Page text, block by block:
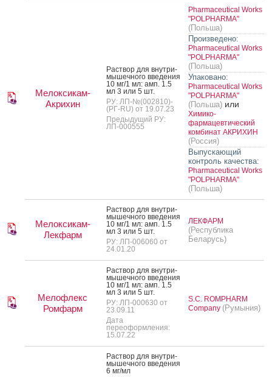
Мелоксикам-
Акрихин
Рас­твор для внут­ри­
мышеч­но­го вве­дения
10 мг/1 мл: амп. 1.5
мл 3 или 5 шт.
РУ: ЛП-№(002810)-
(РГ-RU) от 19.07.23
Предыдущий РУ:
ЛП-000555
Pharmaceutical Works
"POLPHARMA"
(Польша)
Произведено:
Pharmaceutical Works
"POLPHARMA"
(Польша)
Упаковано:
Pharmaceutical Works
"POLPHARMA"
(Польша) или
Химико-
фармацевтический
комбинат АКРИХИН
(Россия)
Выпускающий
контроль качества:
Pharmaceutical Works
"POLPHARMA"
(Польша)
Мелоксикам-
Лекфарм
Рас­твор для внут­ри­
мышеч­но­го вве­дения
10 мг/1 мл: амп. 1.5
мл 3 или 5 шт.
РУ: ЛП-006060 от
24.01.20
ЛЕКФАРМ
(Республика
Беларусь)
Мелофлекс
Ромфарм
Рас­твор для внут­ри­
мышеч­но­го вве­дения
10 мг/1 мл: амп. 1.5
мл 3 или 5 шт.
РУ: ЛП-000630 от
23.09.11
Дата
переоформления:
15.07.22
S.C. ROMPHARM
Company (Румыния)
Рас­твор для внут­ри­
мышеч­но­го вве­дения
6 мг/мл